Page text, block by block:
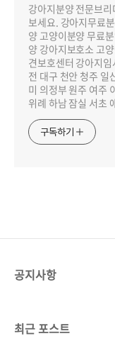
강아지분양 전문브
보세요. 강아지무료
양 고양이분양 무료
양 강아지보호소 고
견보호센터 강아지
전 대구 천안 청주 일
미 의정부 원주 여주
위례 하남 잠실 서초
구독하기
공지사항
최근 포스트